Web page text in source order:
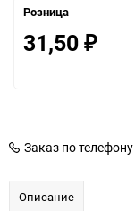
Розница
31,50 ₽
Заказ по телефону
Описание